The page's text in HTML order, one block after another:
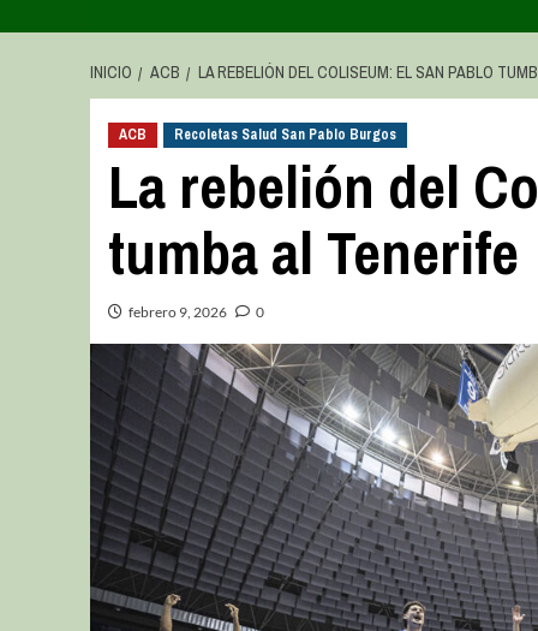
INICIO ACB LA REBELIÓN DEL COLISEUM: EL SAN PABLO
ACB Recoletas Salud San Pablo Burgos
La rebelión del
tumba al Tenerife
febrero 9, 2026 0